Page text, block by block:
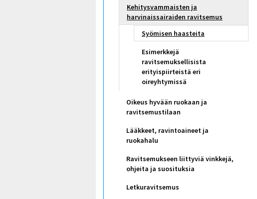
Kehitysvammaisten ja
harvinaissairaiden ravitsemus
Syömisen haasteita
Esimerkkejä
ravitsemuksellisista
erityispiirteistä eri
oireyhtymissä
Oikeus hyvään ruokaan ja
ravitsemustilaan
Lääkkeet, ravintoaineet ja
ruokahalu
Ravitsemukseen liittyviä vinkkejä,
ohjeita ja suosituksia
Letkuravitsemus